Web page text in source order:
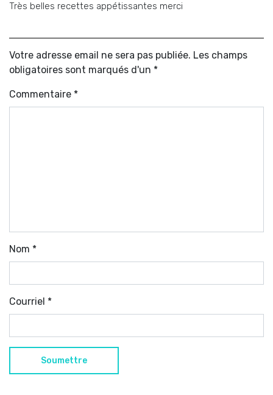
Très belles recettes appétissantes merci
Votre adresse email ne sera pas publiée. Les champs
obligatoires sont marqués d'un *
Commentaire *
Nom *
Courriel *